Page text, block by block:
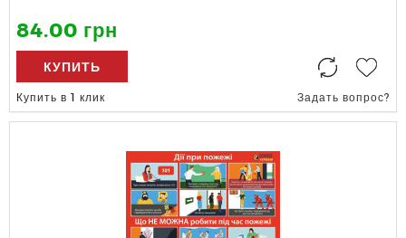
84.00 грн
КУПИТЬ
Купить в 1 клик Задать вопрос?